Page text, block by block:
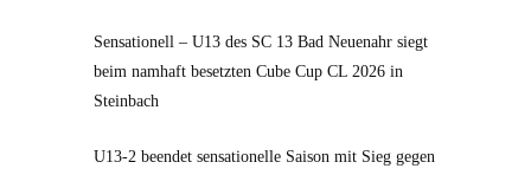
Sensationell – U13 des SC 13 Bad Neuenahr siegt
beim namhaft besetzten Cube Cup CL 2026 in
Steinbach
U13-2 beendet sensationelle Saison mit Sieg gegen